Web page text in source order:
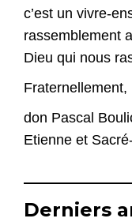
c’est un vivre-
rassemblement
Dieu qui nous
Fraternellement,
don Pascal
Etienne et
Derniers